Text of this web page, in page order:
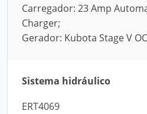
Carregador: 23 Amp
Charger;
Gerador: Kubota Stage V
Sistema hidráulico
ERT4069